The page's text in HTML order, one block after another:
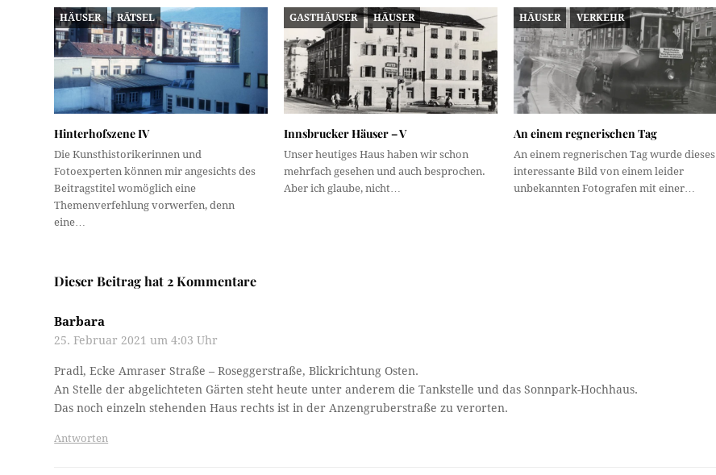
HÄUSER RÄTSEL
Hinterhofszene IV
Die Kunsthistorikerinnen und
Fotoexperten können mir angesichts des
Beitragstitel womöglich eine
Themenverfehlung vorwerfen, denn
eine…
GASTHÄUSER HÄUSER
Innsbrucker Häuser – V
Unser heutiges Haus haben wir schon
mehrfach gesehen und auch besprochen.
Aber ich glaube, nicht…
HÄUSER VERKEHR
An einem regnerischen Tag
An einem regnerischen Tag wurde dieses
interessante Bild von einem leider
unbekannten Fotografen mit einer…
Dieser Beitrag hat 2 Kommentare
Barbara
25. Februar 2021 um 4:03 Uhr
Pradl, Ecke Amraser Straße – Roseggerstraße, Blickrichtung Osten.
An Stelle der abgelichteten Gärten steht heute unter anderem die Tankstelle und das Sonnpark-Hochhaus.
Das noch einzeln stehenden Haus rechts ist in der Anzengruberstraße zu verorten.
Antworten